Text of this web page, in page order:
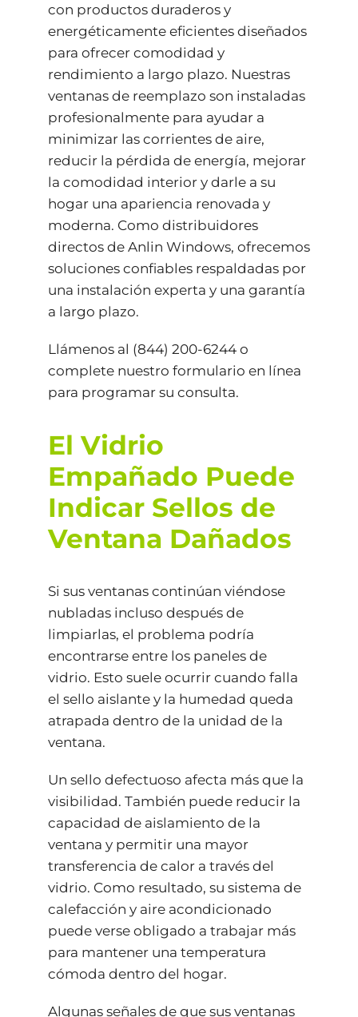
con productos duraderos y
energéticamente eficientes diseñados
para ofrecer comodidad y
rendimiento a largo plazo. Nuestras
ventanas de reemplazo son instaladas
profesionalmente para ayudar a
minimizar las corrientes de aire,
reducir la pérdida de energía, mejorar
la comodidad interior y darle a su
hogar una apariencia renovada y
moderna. Como distribuidores
directos de Anlin Windows, ofrecemos
soluciones confiables respaldadas por
una instalación experta y una garantía
a largo plazo.
Llámenos al (844) 200-6244o
complete nuestro formulario en línea
para programar su consulta.
El Vidrio
Empañado Puede
Indicar Sellos de
Ventana Dañados
Si sus ventanas continúan viéndose
nubladas incluso después de
limpiarlas, el problema podría
encontrarse entre los paneles de
vidrio. Esto suele ocurrir cuando falla
el sello aislante y la humedad queda
atrapada dentro de la unidad de la
ventana.
Un sello defectuoso afecta más que la
visibilidad. También puede reducir la
capacidad de aislamiento de la
ventana y permitir una mayor
transferencia de calor a través del
vidrio. Como resultado, su sistema de
calefacción y aire acondicionado
puede verse obligado a trabajar más
para mantener una temperatura
cómoda dentro del hogar.
Algunas señales de que sus ventanas